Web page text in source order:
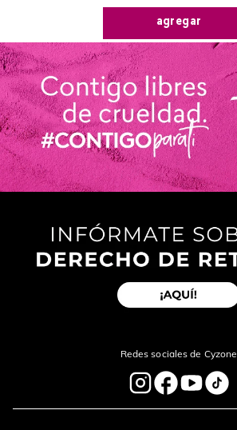
agregar
Redes sociales de Cyzone